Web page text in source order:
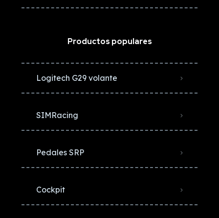
Productos populares
Logitech G29 volante
SIMRacing
Pedales SRP
Cockpit